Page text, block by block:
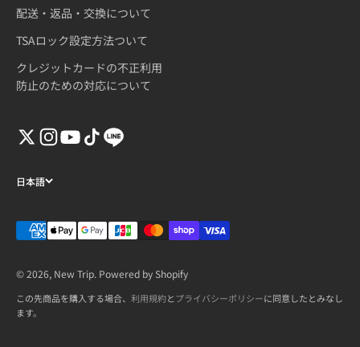
配送・返品・交換について
TSAロック設定方法ついて
クレジットカードの不正利用
防止のための対応について
日本語
© 2026, New Trip. Powered by Shopify
この先商品を購入する場合、 利用規約とプライバシーポリシーに同意したとみなし
ます。